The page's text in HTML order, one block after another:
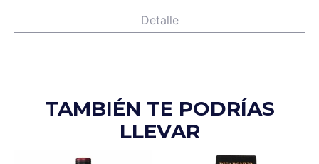
Detalle
TAMBIÉN TE PODRÍAS
LLEVAR